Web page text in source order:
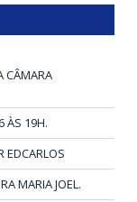
CÂMARA
ÀS 19H.
EDCARLOS
MARIA JOEL.